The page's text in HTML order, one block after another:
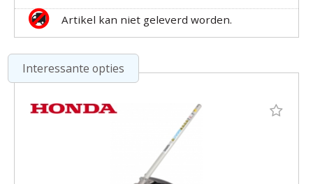
Artikel kan niet geleverd worden.
Interessante opties